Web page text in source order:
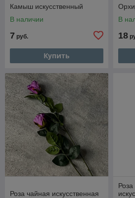
Камыш искусственный
В наличии
7 руб.
Купить
В
18
Роза чайная искусственная
Роза